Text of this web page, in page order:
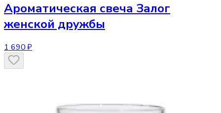
Ароматическая свеча Залог
женской дружбы
1 690 ₽